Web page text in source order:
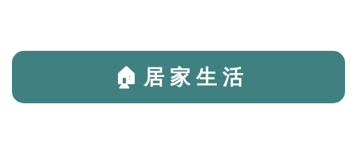
🏠 居 家 生 活